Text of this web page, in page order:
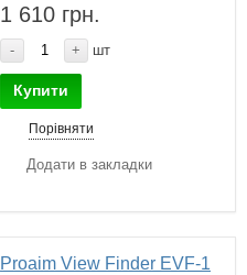
1 610 грн.
- + шт
Купити
Порівняти
Додати в закладки
Proaim View Finder EVF-1